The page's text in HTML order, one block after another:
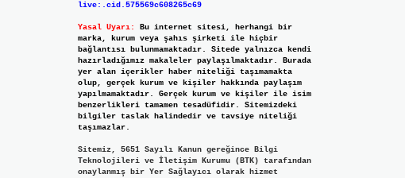
live:.cid.575569c608265c69
Yasal Uyarı:
Bu internet sitesi, herhangi bir
marka, kurum veya şahıs şirketi ile hiçbir
bağlantısı bulunmamaktadır. Sitede yalnızca kendi
hazırladığımız makaleler paylaşılmaktadır. Burada
yer alan içerikler haber niteliği taşımamakta
olup, gerçek kurum ve kişiler hakkında paylaşım
yapılmamaktadır. Gerçek kurum ve kişiler ile isim
benzerlikleri tamamen tesadüfidir. Sitemizdeki
bilgiler taslak halindedir ve tavsiye niteliği
taşımazlar.
Sitemiz, 5651 Sayılı Kanun gereğince Bilgi
Teknolojileri ve İletişim Kurumu (BTK) tarafından
onaylanmış bir Yer Sağlayıcı olarak hizmet